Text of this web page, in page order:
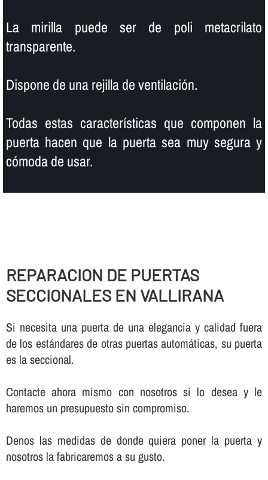
La mirilla puede ser de poli metacrilato
transparente.
Dispone de una rejilla de ventilación.
Todas estas caracterí­sticas que componen la
puerta hacen que la puerta sea muy segura y
cómoda de usar.
REPARACION DE PUERTAS
SECCIONALES EN VALLIRANA
Si necesita una puerta de una elegancia y calidad fuera
de los estándares de otras puertas automáticas, su puerta
es la seccional.
Contacte ahora mismo con nosotros sí­ lo desea y le
haremos un presupuesto sin compromiso.
Denos las medidas de donde quiera poner la puerta y
nosotros la fabricaremos a su gusto.